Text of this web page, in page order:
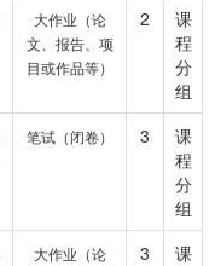
大作业（论
文、报告、项
目或作品等）
2
课
程
分
组
笔试（闭卷） 3
课
程
分
组
大作业（论
3
课